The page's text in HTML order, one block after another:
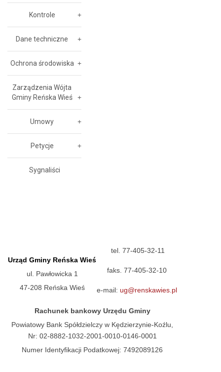
Kontrole
Dane techniczne
Ochrona środowiska
Zarządzenia Wójta
Gminy Reńska Wieś
Umowy
Petycje
Sygnaliści
Urząd Gminy Reńska Wieś
ul. Pawłowicka 1
47-208 Reńska Wieś
tel. 77-405-32-11
faks. 77-405-32-10
e-mail: ug@renskawies.pl
Rachunek bankowy Urzędu Gminy
Powiatowy Bank Spółdzielczy w Kędzierzynie-Koźlu,
Nr: 02-8882-1032-2001-0010-0146-0001
Numer Identyfikacji Podatkowej: 7492089126